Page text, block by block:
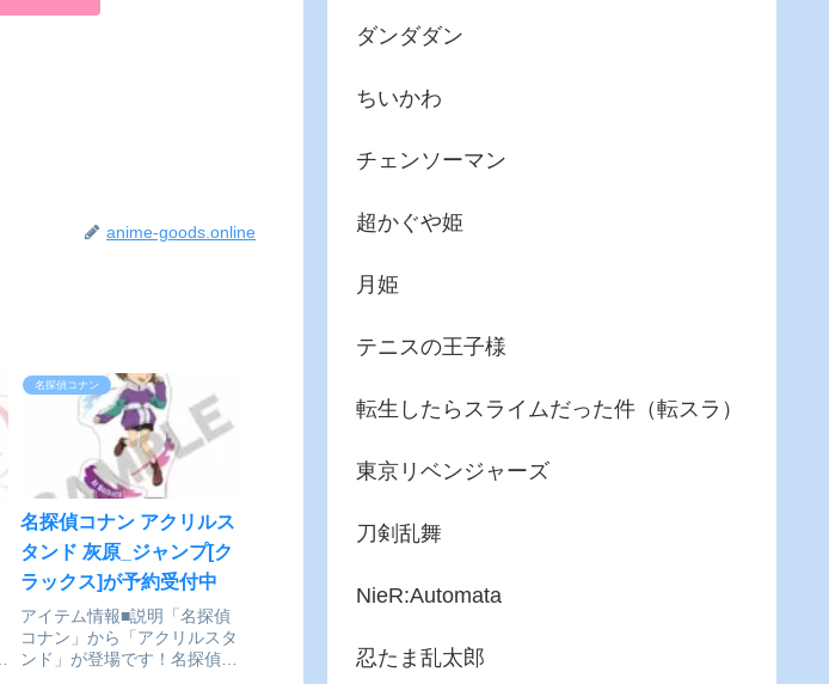
anime-goods.online
名探偵コナン
名探偵コナン アクリルス
タンド 灰原_ジャンプ[ク
ラックス]が予約受付中
アイテム情報■説明「名探偵
コナン」から「アクリルスタ
ンド」が登場です！名探偵コ
ダンダダン
ちいかわ
チェンソーマン
超かぐや姫
月姫
テニスの王子様
転生したらスライムだった件（転スラ）
東京リベンジャーズ
刀剣乱舞
NieR:Automata
忍たま乱太郎